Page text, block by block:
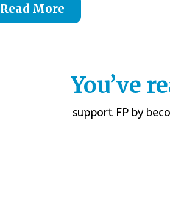
Read More
You’ve
support FP by